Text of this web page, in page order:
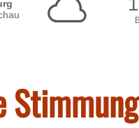
Stimmung